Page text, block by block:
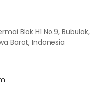
Blok H1 No.9, Bubulak,
Barat, Indonesia